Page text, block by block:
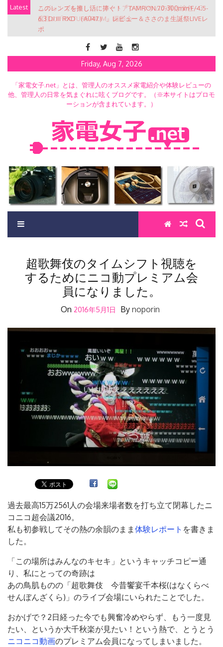
SkipLatest
このレンズを推し活に捧ぐ！「TAMRON 70-300mm F/4.5-
6.3 Di III RXD （A047）」レビュー＆ささのま生誕祭LIVEレ
ポ
Friday, Aug 7, 2026
「家電女子.net」とは、管理人のオススメ家電紹介や体験レビューの
他、管理人の日常を気まぐれに呟くブログです。（※本サイトはプロモ
ーションが含まれています。）
超歌舞伎のタイムシフト視聴を
するためにニコ動プレミアム会
員になりました。
On 2016年5月1日 By noporin
過去最高15万2561人の会場来場者数を打ち立て閉幕したニ
コニコ超会議2016。
私も初参戦してその熱の余韻のまま 体験レポート を書きま
した。
「この場所はみんなのキセキ」というキャッチコピー通
り、私にとっての奇跡は
あの鳥肌ものの「超歌舞伎 今昔饗宴千本桜(はなくらべ
せんぼんざくら)」のライブ会場にいられたことでした。
おかげで？2日経った今でも興奮冷めやらず、もう一度見
たい、というか大千秋楽が見たい！という熱で、とうとう
ニコニコ動画のプレミアム会員になってしまいました。